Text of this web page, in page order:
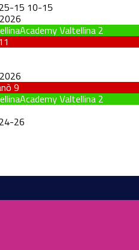
25-15 10-15
Academy Valtellina 2
9
Academy Valtellina 2
24-26